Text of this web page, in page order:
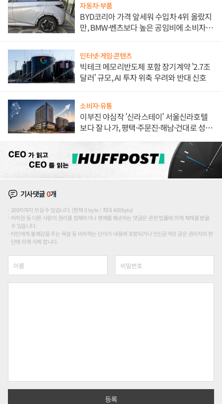
자동차·부품
BYD코리아 가격 앞세워 수입차 4위 올랐지
만, BMW·벤츠보다 높은 공임비에 소비자
인터넷·게임·콘텐츠
빅테크 메모리반도체 포함 장기계약 '2.7조
달러' 규모, AI 투자 위축 우려와 반대 신호
소비자·유통
이부진 야심작 '신라스테이' 서울신라호텔
보다 잘 나가, 평택·주문진·해남·건대로 성
기사댓글0개
200자까지 쓰실 수 있습니다. (현재 0 byte / 최대 400byte)
저작권 등 다른 사람의 권리를 침해하거나 명예를 훼손하는 댓글은 관련 법률에 의해 제재를 받을
수 있습니다.
타인에게 불쾌감을 주는 욕설 등 비하하는 단어가 내용에 포함되거나 인신공격성 글은 관리자의 판
단에 의해 삭제 합니다.